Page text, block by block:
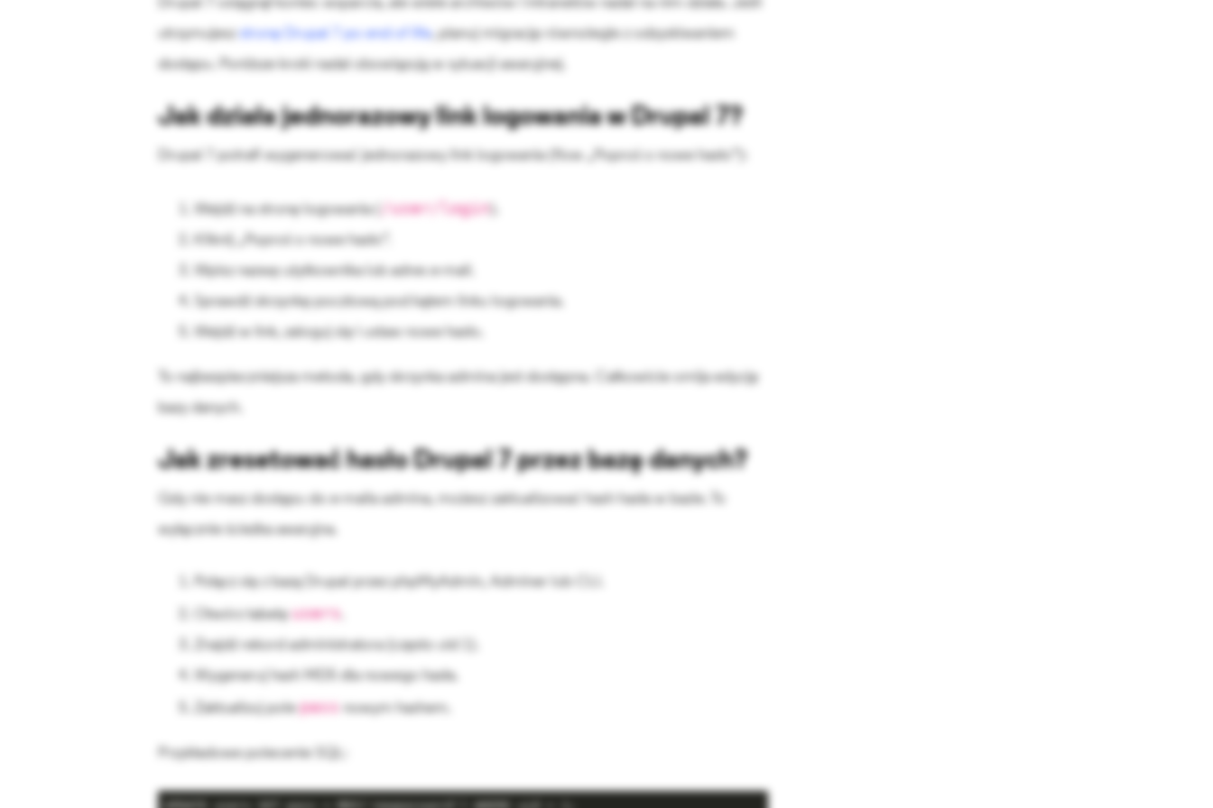
utrzymujesz stronę Drupal 7 po end of life, planuj migrację równolegle z odzyskiwaniem
dostępu. Poniższe kroki nadal obowiązują w sytuacji awaryjnej.
Jak działa jednorazowy link logowania w Drupal 7?
Drupal 7 potrafi wygenerować jednorazowy link logowania (flow „Poproś o nowe hasło”):
Wejdź na stronę logowania ( /user/login
Kliknij „Poproś o nowe hasło”.
Wpisz nazwę użytkownika lub adres e-mail.
Sprawdź skrzynkę pocztową pod kątem linku logowania.
Wejdź w link, zaloguj się i ustaw nowe hasło.
To najbezpieczniejsza metoda, gdy skrzynka admina jest dostępna. Całkowicie omija edycję
bazy danych.
Jak zresetować hasło Drupal 7 przez bazę danych?
Gdy nie masz dostępu do e-maila admina, możesz zaktualizować hash hasła w bazie. To
wyłącznie ścieżka awaryjna.
Połącz się z bazą Drupal przez phpMyAdmin, Adminer lub CLI.
Otwórz tabelę users
Znajdź rekord administratora (często uid 1).
Wygeneruj hash MD5 dla nowego hasła.
Zaktualizuj polepass nowym hashem.
Przykładowe polecenie SQL: